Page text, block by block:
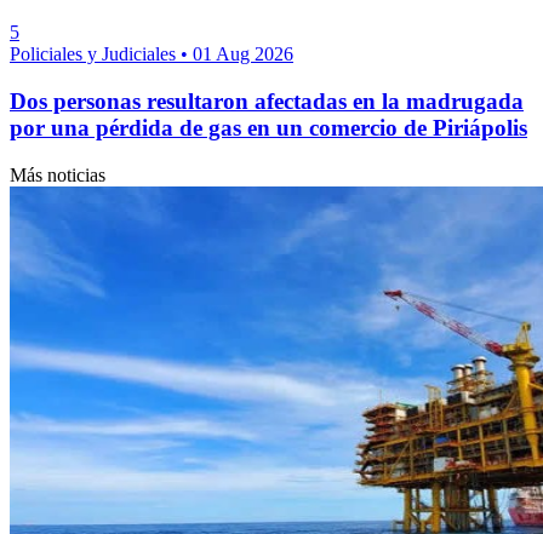
5
Policiales y Judiciales • 01 Aug 2026
Dos personas resultaron afectadas en la madrugada
por una pérdida de gas en un comercio de Piriápolis
Más noticias